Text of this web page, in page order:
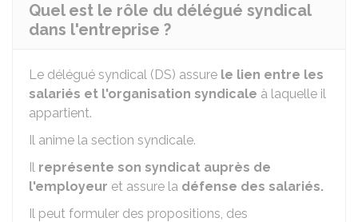
Quel est le rôle du délégué syndical
dans l'entreprise ?
Le délégué syndical (DS) assure le lien entre les
salariés et l'organisation syndicale à laquelle il
appartient.
Il anime la section syndicale.
Il représente son syndicat auprès de
l'employeur et assure la défense des salariés.
Il peut formuler des propositions, des